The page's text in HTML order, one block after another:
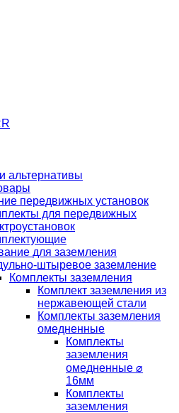
альтернативы
передвижных установок
для передвижных
для заземления
штыревое заземление
Комплекты заземления
Комплект заземления из
нержавеющей стали
Комплекты заземления
омедненные
Комплекты
заземления
омедненные ⌀
16мм
Комплекты
заземления